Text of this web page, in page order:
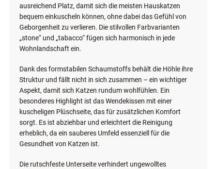
ausreichend Platz, damit sich die meisten Hauskatzen
bequem einkuscheln können, ohne dabei das Gefühl von
Geborgenheit zu verlieren. Die stilvollen Farbvarianten
„stone“ und „tabacco“ fügen sich harmonisch in jede
Wohnlandschaft ein.
Dank des formstabilen Schaumstoffs behält die Höhle ihre
Struktur und fällt nicht in sich zusammen – ein wichtiger
Aspekt, damit sich Katzen rundum wohlfühlen. Ein
besonderes Highlight ist das Wendekissen mit einer
kuscheligen Plüschseite, das für zusätzlichen Komfort
sorgt. Es ist abziehbar und erleichtert die Reinigung
erheblich, da ein sauberes Umfeld essenziell für die
Gesundheit von Katzen ist.
Die rutschfeste Unterseite verhindert ungewolltes